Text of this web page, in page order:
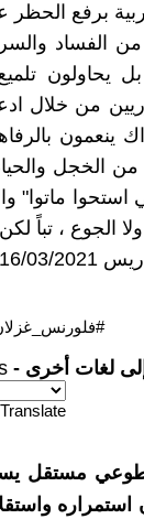
برفع
الفساد
بل يحاولون
ينعمون
من الخجل
استحوا
الجوع ، تباً
2021
لغات أخرى -
Translate
مستقل
استمراره